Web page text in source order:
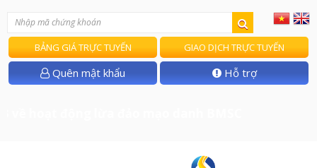
BẢNG GIÁ TRỰC TUYẾN GIAO DỊCH TRỰC TUYẾN
Quên mật khẩu Hỗ trợ